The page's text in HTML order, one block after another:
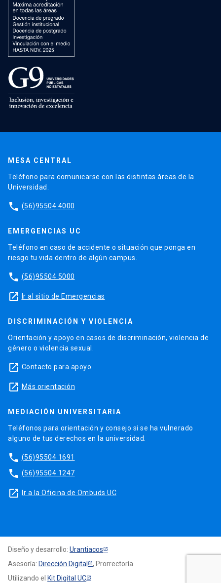
MESA CENTRAL
Teléfono para comunicarse con las distintas áreas de la
Universidad.
phone (56)95504 4000
EMERGENCIAS UC
Teléfono en caso de accidente o situación que ponga en
riesgo tu vida dentro de algún campus.
phone (56)95504 5000
launch Ir al sitio de Emergencias
DISCRIMINACIÓN Y VIOLENCIA
Orientación y apoyo en casos de discriminación, violencia de
género o violencia sexual.
launch Contacto para apoyo
launch Más orientación
MEDIACIÓN UNIVERSITARIA
Teléfonos para orientación y consejo si se ha vulnerado
alguno de tus derechos en la universidad.
phone (56)95504 1691
phone (56)95504 1247
launch Ir a la Oficina de Ombuds UC
Diseño y desarrollo: Urantiacos
Asesoría: Dirección Digital
, Prorrectoría
Utilizando el Kit Digital UC